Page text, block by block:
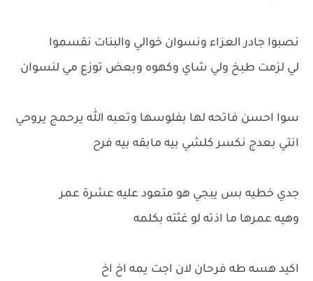
نصبوا جادر العزاء ونسوان خوالي والبنات نقسموا
لي لزمت طبخ ولي شاي وكهوه وبعض توزع مي لنسوان
سوا احسن فاتحه لها بفلوسها وتعبه الله يرحمج يروحي
انتي بعدج نكسر كلشي بيه مابقه بيه فرح
جدي خطيه بس يبجي هو متعود عليه عشرة عمر
وهيه عمرها ما اذته لو غثته بكلمه
اكيد هسه طه فرحان لان اجت يمه اخ اخ